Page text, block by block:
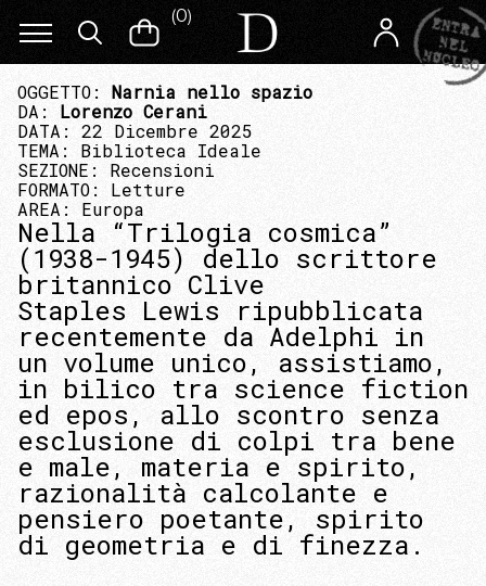
(0)
OGGETTO: Narnia nello spazio
DA: Lorenzo Cerani
DATA: 22 Dicembre 2025
TEMA: Biblioteca Ideale
SEZIONE: Recensioni
FORMATO: Letture
AREA: Europa
Nella “Trilogia cosmica”
(1938-1945) dello scrittore
britannico Clive
Staples Lewis ripubblicata
recentemente da Adelphi in
un volume unico, assistiamo,
in bilico tra science fiction
ed epos, allo scontro senza
esclusione di colpi tra bene
e male, materia e spirito,
razionalità calcolante e
pensiero poetante, spirito
di geometria e di finezza.